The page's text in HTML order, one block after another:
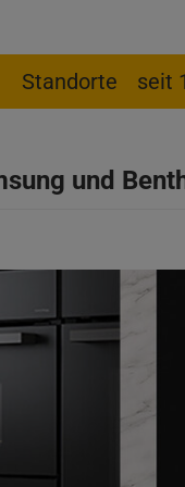
Standorte seit
und